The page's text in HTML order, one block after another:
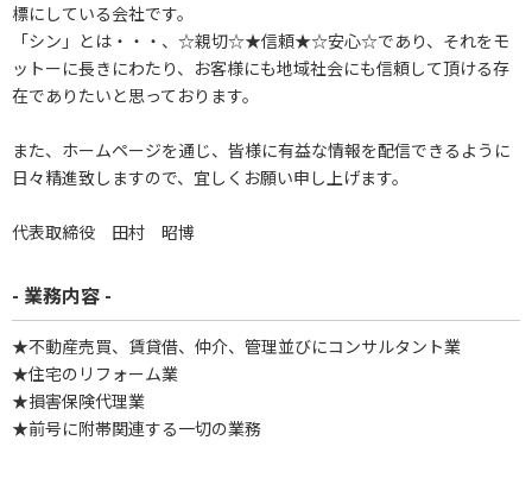
標にしている会社です。
「シン」とは・・・、☆親切☆★信頼★☆安心☆であり、それをモ
ットーに長きにわたり、お客様にも地域社会にも信頼して頂ける存
在でありたいと思っております。
また、ホームページを通じ、皆様に有益な情報を配信できるように
日々精進致しますので、宜しくお願い申し上げます。
代表取締役 田村 昭博
- 業務内容 -
★不動産売買、賃貸借、仲介、管理並びにコンサルタント業
★住宅のリフォーム業
★損害保険代理業
★前号に附帯関連する一切の業務